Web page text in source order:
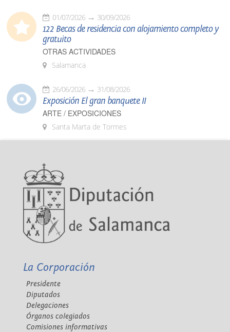
01/07/2026 30/09/2026
122 Becas de residencia con alojamiento completo y
gratuito
OTRAS ACTIVIDADES
Salamanca
26/06/2026 31/08/2026
Exposición El gran banquete II
ARTE / EXPOSICIONES
Santa Marta de Tormes
La Corporación
Presidente
Diputados
Delegaciones
Órganos colegiados
Comisiones informativas